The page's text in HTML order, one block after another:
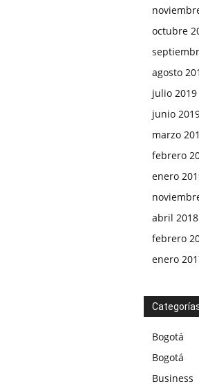
octubre
agosto
julio 2019
junio
marzo
febrero
enero
abril 2018
febrero
enero
Bogotá
Bogotá
Business